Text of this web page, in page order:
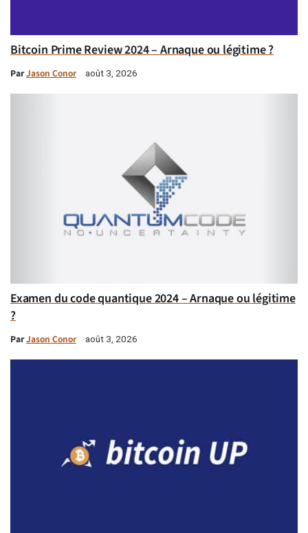
Bitcoin Prime Review 2024 – Arnaque ou légitime ?
ParJason Conor août 3, 2026
Examen du code quantique 2024 – Arnaque ou légitime
?
ParJason Conor août 3, 2026